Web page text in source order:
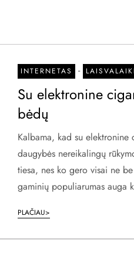
INTERNETAS -
Su elektronine
bėdų
Kalbama, kad su elektronine
daugybės nereikalingų
tiesa, nes ko gero visai ne
gaminių populiarumas auga
PLAČIAU>